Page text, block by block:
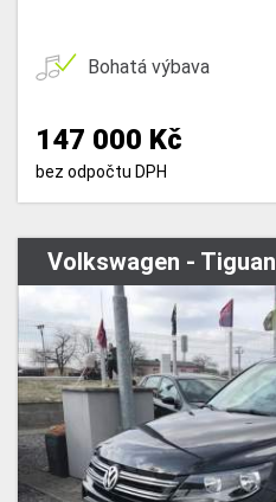
Bohatá výbava
147 000 Kč
bez odpočtu DPH
Volkswagen - Tiguan